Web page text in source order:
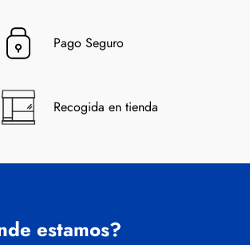
Pago Seguro
Recogida en tienda
estamos?